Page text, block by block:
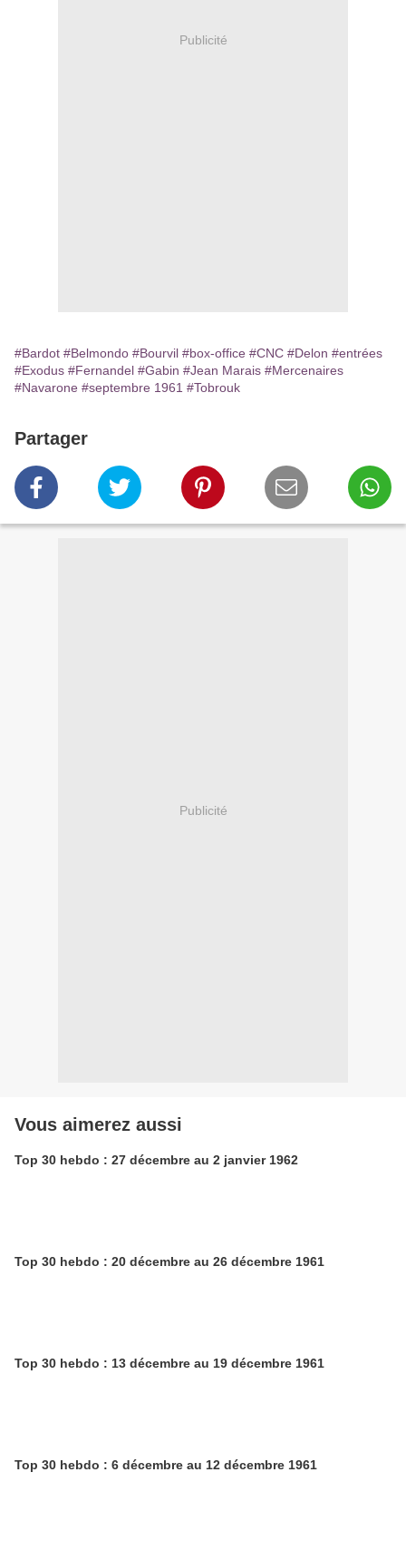
Publicité
#Bardot #Belmondo #Bourvil #box-office #CNC #Delon #entrées
#Exodus #Fernandel #Gabin #Jean Marais #Mercenaires
#Navarone #septembre 1961 #Tobrouk
Partager
Publicité
Vous aimerez aussi
Top 30 hebdo : 27 décembre au 2 janvier 1962
Top 30 hebdo : 20 décembre au 26 décembre 1961
Top 30 hebdo : 13 décembre au 19 décembre 1961
Top 30 hebdo : 6 décembre au 12 décembre 1961